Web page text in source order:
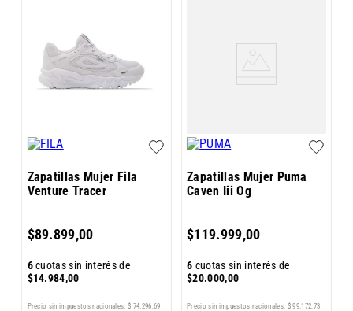
Zapatillas Mujer Fila
Venture Tracer
$89.899,00
6cuotas sin interés de
$14.984,00
Precio sin impuestos nacionales: $ 74 296 69
Zapatillas Mujer Puma
Caven Iii Og
$119.999,00
6 cuotas sin interés de
$20.000,00
Precio sin impuestos nacionales: $ 99.172 73